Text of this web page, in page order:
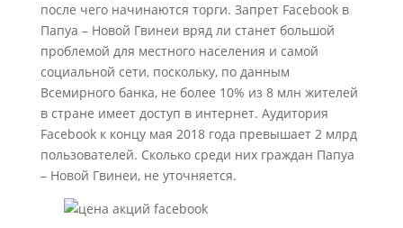
после чего начинаются торги. Запрет Facebook в
Папуа – Новой Гвинеи вряд ли станет большой
проблемой для местного населения и самой
социальной сети, поскольку, по данным
Всемирного банка, не более 10% из 8 млн жителей
в стране имеет доступ в интернет. Аудитория
Facebook к концу мая 2018 года превышает 2 млрд
пользователей. Сколько среди них граждан Папуа
– Новой Гвинеи, не уточняется.